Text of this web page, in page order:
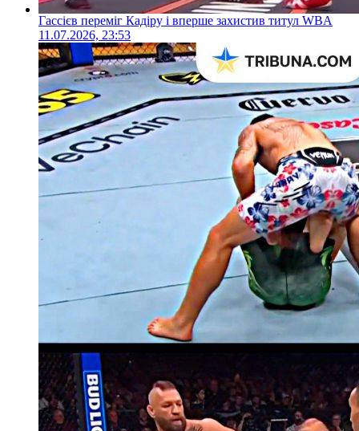
Гассієв переміг Кадіру і вперше захистив титул WBA
11.07.2026, 23:53